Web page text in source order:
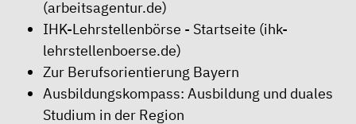
(arbeitsagentur.de)
IHK-Lehrstellenbörse - Startseite (ihk-
lehrstellenboerse.de)
Zur Berufsorientierung Bayern
Ausbildungskompass: Ausbildung und duales
Studium in der Region